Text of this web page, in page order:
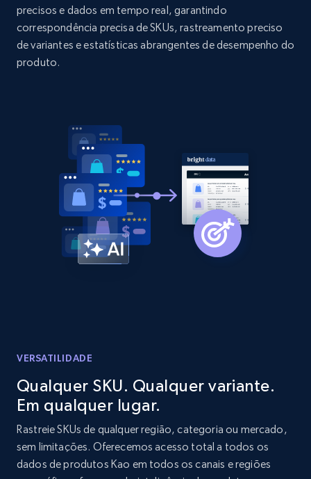
Amazon products global dataset - Collect
Amazon products by seller URL
2.1K+ 375+ Comece agora
Amazon products global dataset - Collect
products from Brands URLs
Title, Seller name, Brand, Description, Initial
Reviews count shop, Reviews count item, Initial
price, and more.
precisos e dados em tempo real, garantindo
correspondência precisa de SKUs, rastreamento preciso
de variantes e estatísticas abrangentes de desempenho do
produto.
VERSATILIDADE
Qualquer SKU. Qualquer variante.
Em qualquer lugar.
Rastreie SKUs de qualquer região, categoria ou mercado,
sem limitações. Oferecemos acesso total a todos os
dados de produtos Kao em todos os canais e regiões